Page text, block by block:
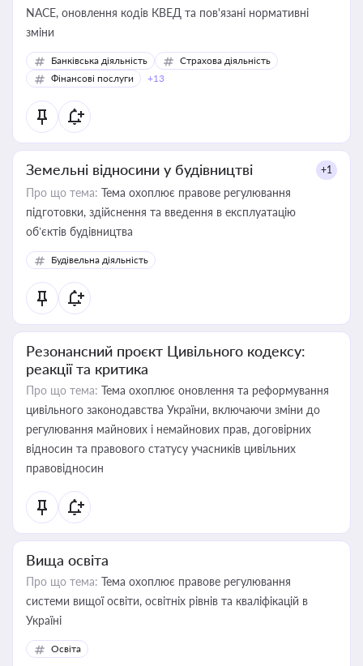
NACE, оновлення кодів КВЕД та пов'язані нормативні
зміни
Банківська діяльність
Страхова діяльність
Фінансові послуги
+13
Земельні відносини у будівництві +1
Про що тема: Тема охоплює правове регулювання
підготовки, здійснення та введення в експлуатацію
об’єктів будівництва
Будівельна діяльність
Резонансний проєкт Цивільного кодексу:
реакції та критика
Про що тема: Тема охоплює оновлення та реформування
цивільного законодавства України, включаючи зміни до
регулювання майнових і немайнових прав, договірних
відносин та правового статусу учасників цивільних
правовідносин
Вища освіта
Про що тема: Тема охоплює правове регулювання
системи вищої освіти, освітніх рівнів та кваліфікацій в
Україні
Освіта